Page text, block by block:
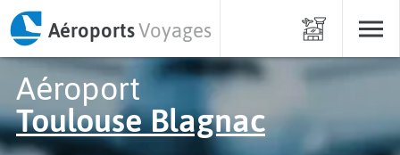
AéroportsVoyages
Aéroport
Toulouse Blagnac